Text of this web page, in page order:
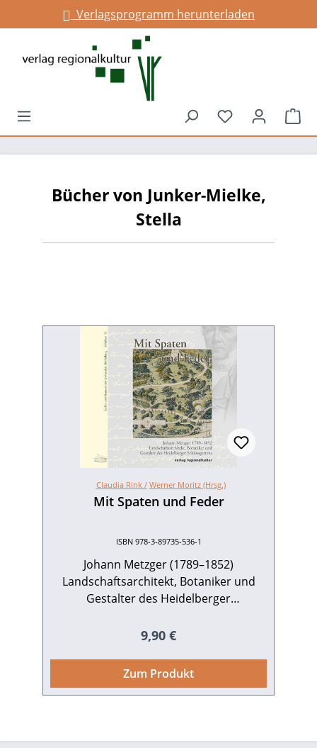
springenVerlagsprogramm herunterladen
Du hast 0
Bücher von Junker-Mielke,
Stella
Claudia Rink / Werner Moritz (Hrsg.)
Mit Spaten und Feder
ISBN 978-3-89735-536-1
Johann Metzger (1789–1852)
Landschaftsarchitekt, Botaniker und
Gestalter des Heidelberger
1852), einer der bedeutendsten
sowie Forst- und Gartenbotanik im
bis 1851 zunächst als Gärtner und
Regulärer Preis:
9,90 €
Zum Produkt